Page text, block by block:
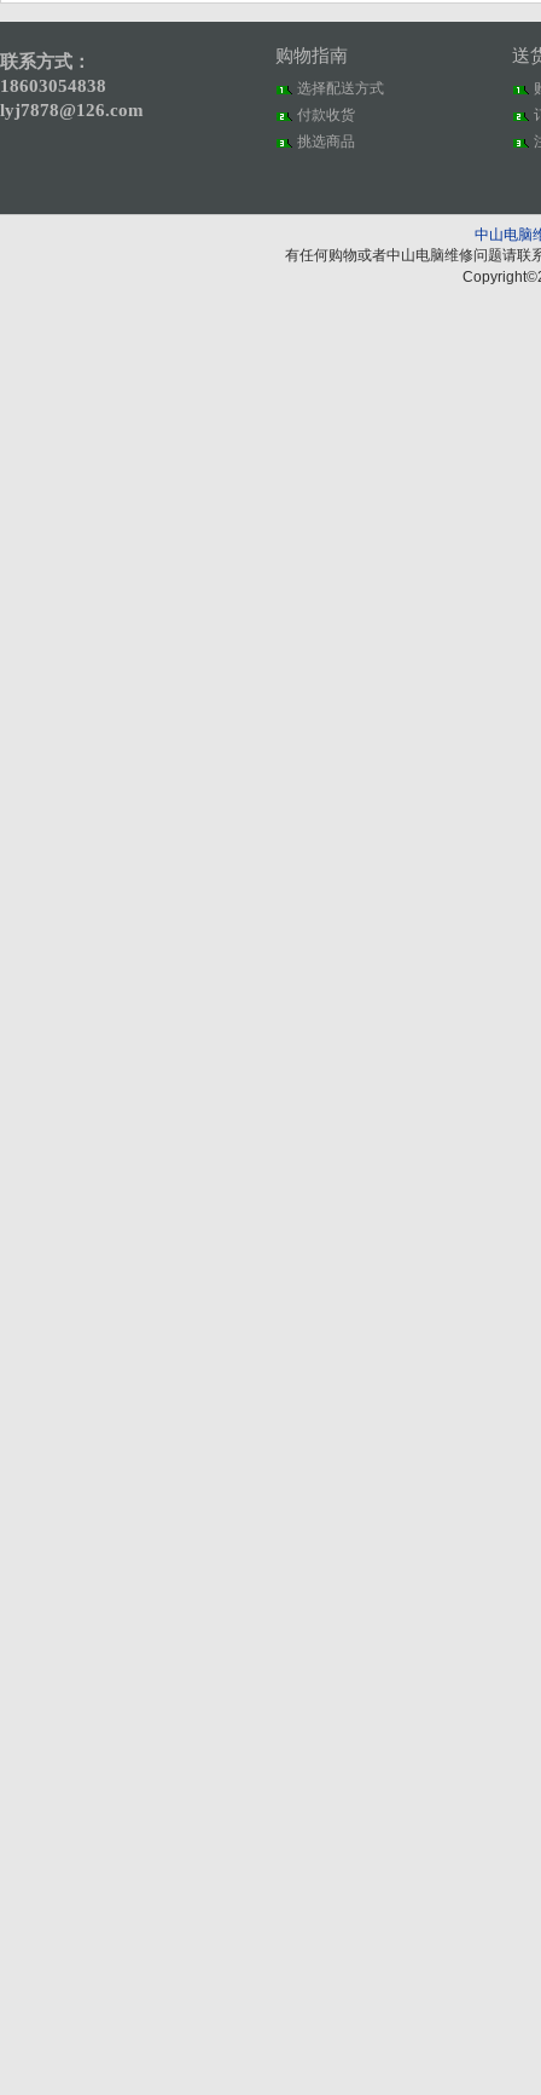
联系方式：
18603054838
lyj7878@126.com
购物指南
选择配送方式
付款收货
挑选商品
送
中山电脑
有任何购物或者中山电脑维修问题请联